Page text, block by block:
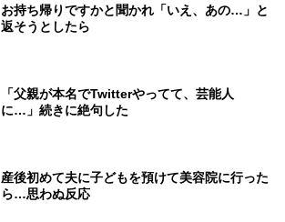
お持ち帰りですかと聞かれ「いえ、あの…」と
返そうとしたら
「父親が本名でTwitterやってて、芸能人
に…」続きに絶句した
産後初めて夫に子どもを預けて美容院に行った
ら…思わぬ反応